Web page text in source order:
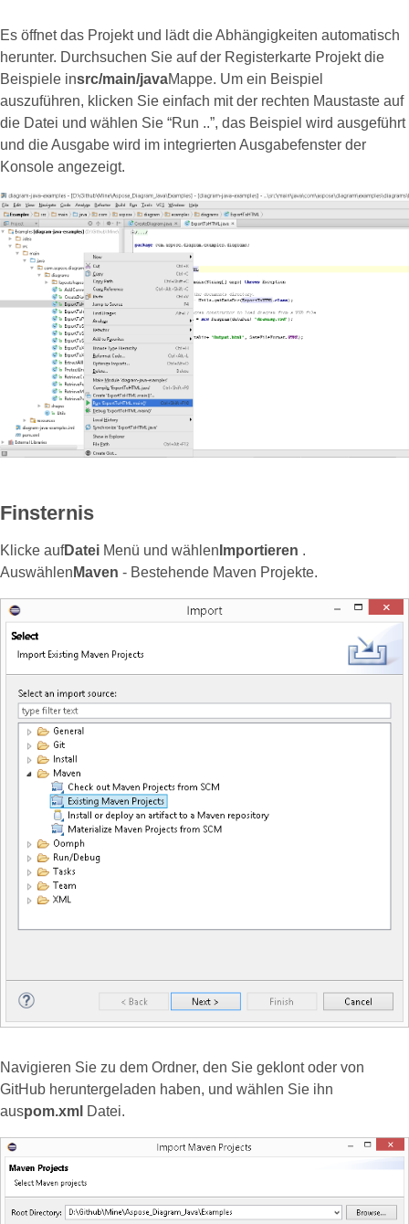
Es öffnet das Projekt und lädt die Abhängigkeiten automatisch
herunter. Durchsuchen Sie auf der Registerkarte Projekt die
Beispiele insrc/main/javaMappe. Um ein Beispiel
auszuführen, klicken Sie einfach mit der rechten Maustaste auf
die Datei und wählen Sie “Run ..”, das Beispiel wird ausgeführt
und die Ausgabe wird im integrierten Ausgabefenster der
Konsole angezeigt.
Finsternis
Klicke aufDatei Menü und wählen Importieren .
Auswählen Maven - Bestehende Maven Projekte.
Navigieren Sie zu dem Ordner, den Sie geklont oder von
GitHub heruntergeladen haben, und wählen Sie ihn
auspom.xml Datei.